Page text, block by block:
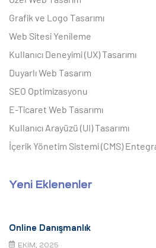
Grafik ve Logo Tasarımı
Web Sitesi Yenileme
Kullanıcı Deneyimi (UX) Tasarımı
Duyarlı Web Tasarım
SEO Optimizasyonu
E-Ticaret Web Tasarımı
Kullanıcı Arayüzü (UI) Tasarımı
İçerik Yönetim Sistemi (CMS)
Yeni Eklenenler
Online Danışmanlık
EKIM, 2025